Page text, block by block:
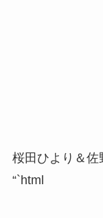
桜田ひより＆佐
“`html